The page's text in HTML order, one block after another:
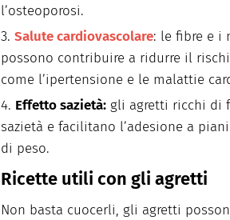
l’osteoporosi.
Salute cardiovascolare: le fibre e i
possono contribuire a ridurre il
come l’ipertensione e le malattie
Effetto sazietà: gli agretti ricchi di
sazietà e facilitano l’adesione a
di peso.
Ricette utili con gli agretti
Non basta cuocerli, gli agretti